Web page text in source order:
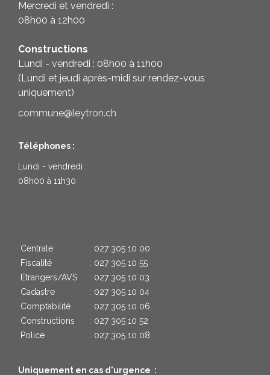
Mercredi et vendredi :
08h00 à 12h00
Constructions
Lundi - vendredi : 08h00 à 11h00
(Lundi et jeudi après-midi sur rendez-vous
uniquement)
commune@leytron.ch
Téléphones :
Lundi - vendredi :
08h00 à 11h30
Centrale : 027 305 10 00
Fiscalité
: 027 305 10 55
Etrangers/AVS
: 027 305 10 03
Cadastre
: 027 305 10 04
Comptabilité
: 027 305 10 06
Constructions
: 027 305 10 52
Police
: 027 305 10 08
Uniquement en cas d'urgence :